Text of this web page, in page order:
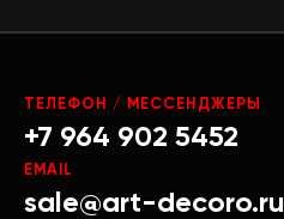
ТЕЛЕФОН / МЕССЕНДЖЕРЫ
+7 964 902 5452
EMAIL
sale@art-decoro.ru